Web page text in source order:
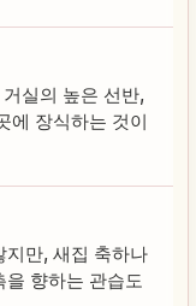
실의 높은 선반,
에 장식하는 것이
지만, 새집 축하나
향하는 관습도